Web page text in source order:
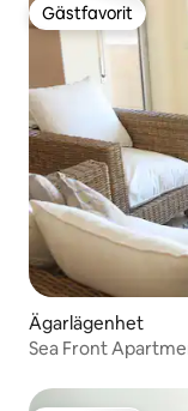
Gästfavorit
Gästfavorit
Ägarlägenhet
Sea Front